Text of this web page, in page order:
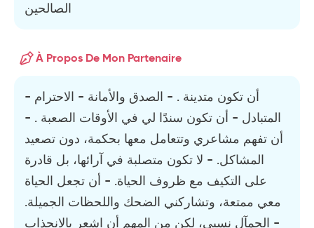
الصالحين
À Propos De Mon Partenaire
- أن تكون متدينة . - الصدق والأمانة - الاحترام
المتبادل - أن تكون سندًا لي في الأوقات الصعبة . -
أن تفهم مشاعري وتتعامل معها بحكمة، دون تصعيد
المشاكل. - لا تكون متصلبة في آرائها، بل قادرة
على التكيف مع ظروف الحياة. - أن تجعل الحياة
معي ممتعة، وتشاركني الضحك واللحظات الجميلة.
- الجمآل نسبي، لكن من المهم أن اشعر بالانجذاب